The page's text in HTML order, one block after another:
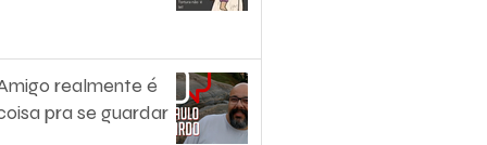
realmente é
pra se guardar